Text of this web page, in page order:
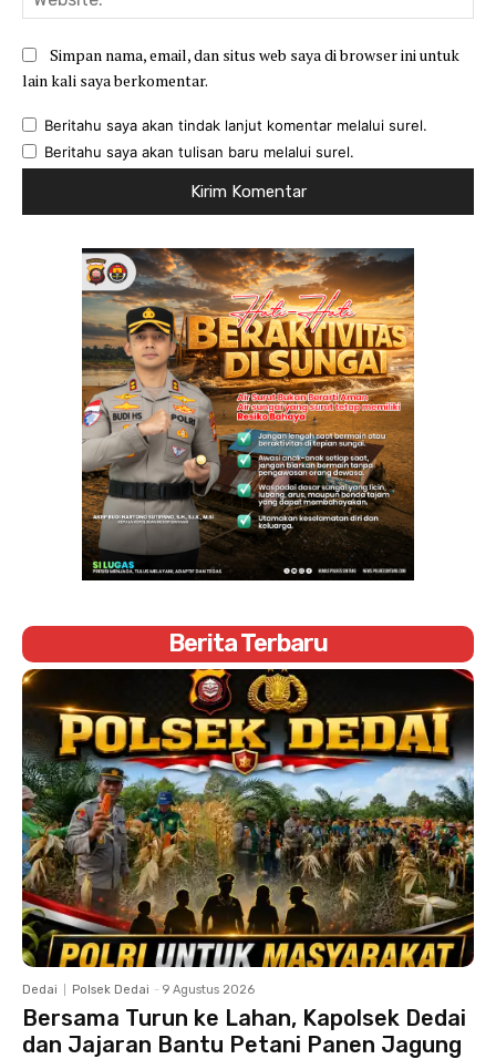
Simpan nama, email, dan situs web saya di browser ini untuk
lain kali saya berkomentar.
Beritahu saya akan tindak lanjut komentar melalui surel.
Beritahu saya akan tulisan baru melalui surel.
Berita Terbaru
Dedai Polsek Dedai - 9 Agustus 2026
Bersama Turun ke Lahan, Kapolsek Dedai
dan Jajaran Bantu Petani Panen Jagung